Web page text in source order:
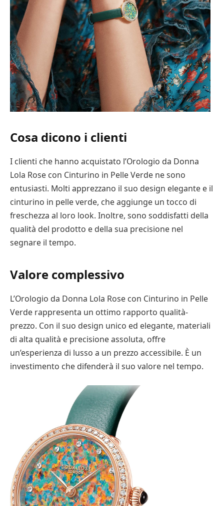
Cosa dicono i clienti
I clienti che hanno acquistato l’Orologio da Donna
Lola Rose con Cinturino in Pelle Verde ne sono
entusiasti. Molti apprezzano il suo design elegante e il
cinturino in pelle verde, che aggiunge un tocco di
freschezza al loro look. Inoltre, sono soddisfatti della
qualità del prodotto e della sua precisione nel
segnare il tempo.
Valore complessivo
L’Orologio da Donna Lola Rose con Cinturino in Pelle
Verde rappresenta un ottimo rapporto qualità-
prezzo. Con il suo design unico ed elegante, materiali
di alta qualità e precisione assoluta, offre
un’esperienza di lusso a un prezzo accessibile. È un
investimento che difenderà il suo valore nel tempo.